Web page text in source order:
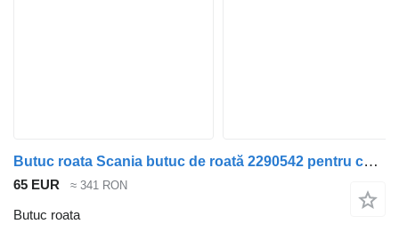
Butuc roata Scania butuc de roată 2290542 pentru cap tractor Scania R440
65 EUR ≈ 341 RON
Butuc roata